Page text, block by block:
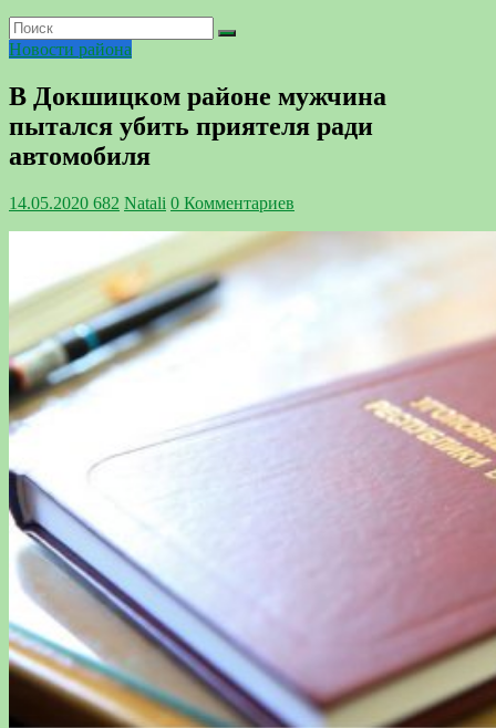
Новости района
В Докшицком районе мужчина
пытался убить приятеля ради
автомобиля
14.05.2020 682 Natali 0 Комментариев